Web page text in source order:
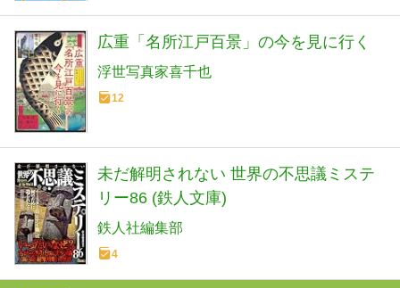
広重「名所江戸百景」の今を見に行く
浮世写真家喜千也
12
未だ解明されない 世界の不思議ミステ
リー86 (鉄人文庫)
鉄人社編集部
4